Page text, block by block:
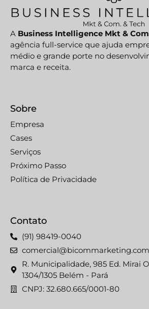
A Business Intelligence Mkt & Com
agência full-service que ajuda
médio e grande porte no
marca e receita.
Sobre
Empresa
Cases
Serviços
Próximo Passo
Política de Privacidade
Contato
(91) 98419-0040
comercial@bicommarketing.com
R. Municipalidade, 985 Ed. Mirai
1304/1305 Belém - Pará
CNPJ: 32.680.665/0001-80